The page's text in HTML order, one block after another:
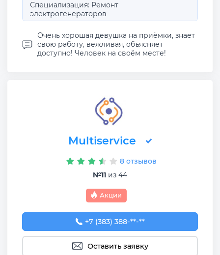
Специализация: Ремонт
электрогенераторов
Очень хорошая девушка на приёмки, знает
свою работу, вежливая, объясняет
доступно! Человек на своём месте!
Multiservice
8 отзывов
№11 из 44
Акции
+7 (383) 388-93-76
+7 (383) 388-**-**
Оставить заявку